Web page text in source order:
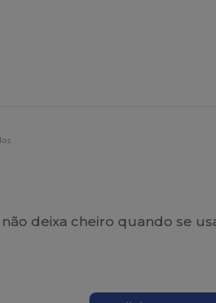
deixa cheiro quando se